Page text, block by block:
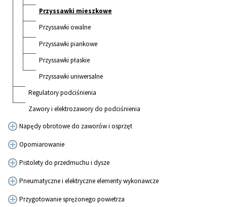
Przyssawki mieszkowe
Przyssawki owalne
Przyssawki piankowe
Przyssawki płaskie
Przyssawki uniwersalne
Regulatory podciśnienia
Zawory i elektrozawory do podciśnienia
Napędy obrotowe do zaworów i osprzęt
Opomiarowanie
Pistolety do przedmuchu i dysze
Pneumatyczne i elektryczne elementy wykonawcze
Przygotowanie sprężonego powietrza